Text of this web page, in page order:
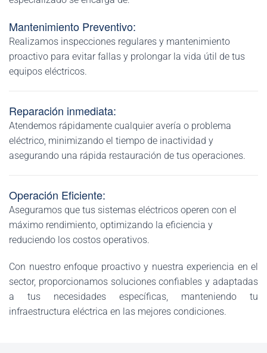
Mantenimiento Preventivo:
Realizamos inspecciones regulares y mantenimiento
proactivo para evitar fallas y prolongar la vida útil de tus
equipos eléctricos.
Reparación inmediata:
Atendemos rápidamente cualquier avería o problema
eléctrico, minimizando el tiempo de inactividad y
asegurando una rápida restauración de tus operaciones.
Operación Eficiente:
Aseguramos que tus sistemas eléctricos operen con el
máximo rendimiento, optimizando la eficiencia y
reduciendo los costos operativos.
Con nuestro enfoque proactivo y nuestra experiencia en el
sector, proporcionamos soluciones confiables y adaptadas
a tus necesidades específicas, manteniendo tu
infraestructura eléctrica en las mejores condiciones.